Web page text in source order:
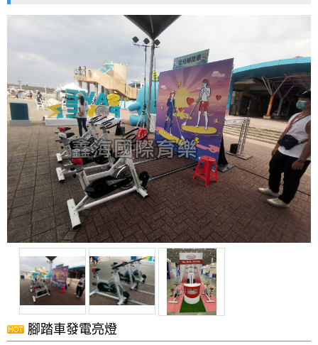
腳踏車發電亮燈